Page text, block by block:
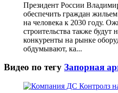
Президент России
обеспечить граждан
на человека к 2030 году.
строительства также будут
конкуренты на рынке
обдумывают, ка...
Видео по тегу Запорная